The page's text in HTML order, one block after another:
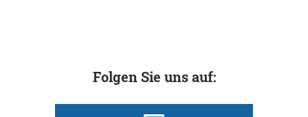
Folgen Sie uns auf: